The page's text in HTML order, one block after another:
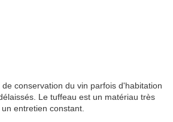
conservation du vin parfois d'habitation
Le tuffeau est un matériau très
entretien constant.